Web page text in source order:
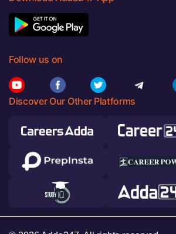
Follow us on
Discover Our Other Platforms